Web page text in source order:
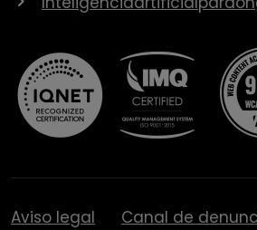
Aviso legal Canal de